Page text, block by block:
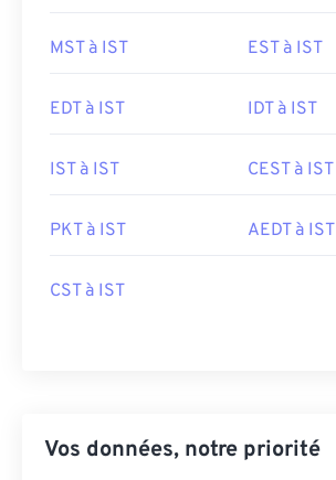
MST à IST EST à IST
EDT à IST IDT à IST
IST à IST CEST à IST
PKT à IST AEDT à IST
CST à IST
Vos données, notre priorité